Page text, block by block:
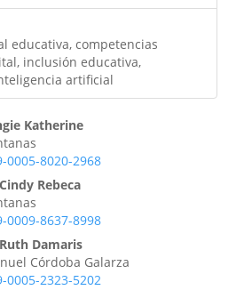
educativa, competencias
inclusión educativa,
artificial
Katherine
8020-2968
Rebeca
8637-8998
Damaris
Córdoba Galarza
2323-5202